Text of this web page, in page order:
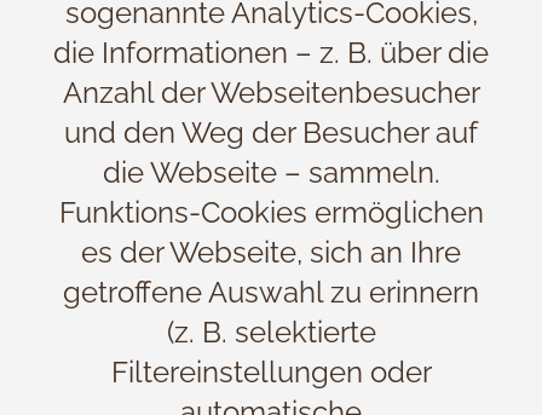
sogenannte Analytics-Cookies,
die Informationen – z. B. über die
Anzahl der Webseitenbesucher
und den Weg der Besucher auf
die Webseite – sammeln.
Funktions-Cookies ermöglichen
es der Webseite, sich an Ihre
getroffene Auswahl zu erinnern
(z. B. selektierte
Filtereinstellungen oder